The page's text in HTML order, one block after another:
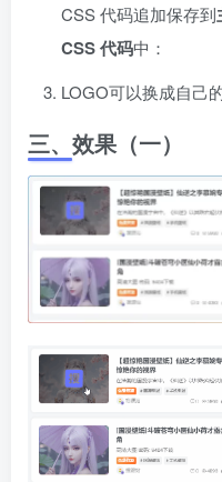
CSS 代码追加保存到
CSS 代码中：
LOGO可以换成自己的
三、效果（一）